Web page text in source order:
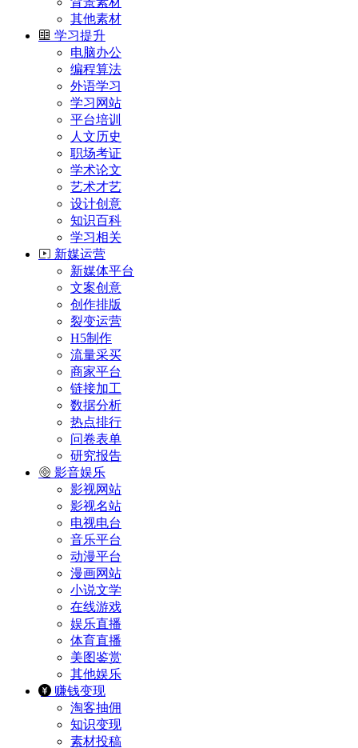
其他素材
学习提升
电脑办公
编程算法
外语学习
学习网站
平台培训
人文历史
职场考证
学术论文
艺术才艺
设计创意
知识百科
学习相关
新媒运营
新媒体平台
文案创意
创作排版
裂变运营
H5制作
流量采买
商家平台
链接加工
数据分析
热点排行
问卷表单
研究报告
影音娱乐
影视网站
影视名站
电视电台
音乐平台
动漫平台
漫画网站
小说文学
在线游戏
娱乐直播
体育直播
美图鉴赏
其他娱乐
赚钱变现
淘客抽佣
知识变现
素材投稿